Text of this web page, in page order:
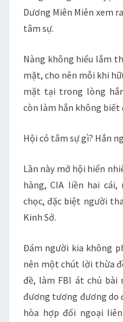
Dương Miên Miên xem
tâm sự.
Nàng không hiểu lắm
mặt, cho nên mỗi khi
mặt tại trong lòng
còn làm hắn không biết
Hội có tâm sự gì? Hắn
Lần này mở hội hiển
hàng, CIA liền hai
chọc, đặc biệt người
Kinh Sở.
Đám người kia không
nên một chút lời thừa
đề, làm FBI át chủ bài
đương tương đương do
hòa hợp đối ngoại